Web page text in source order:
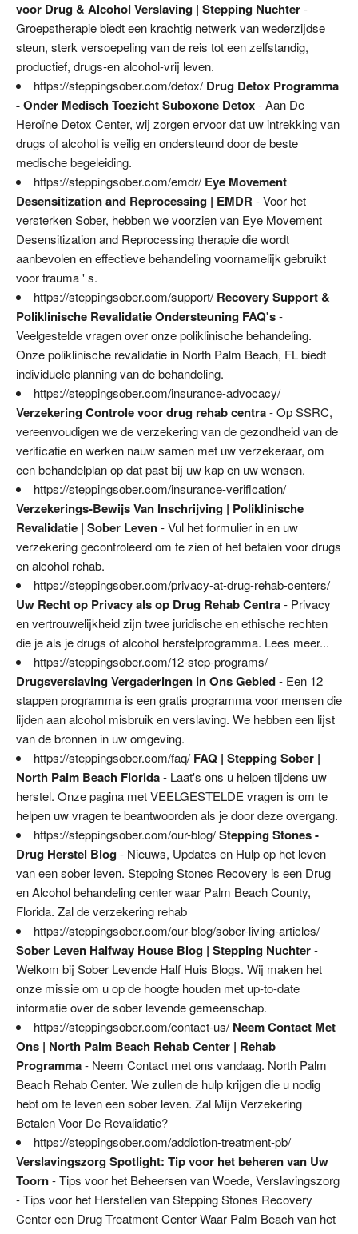
voor Drug & Alcohol Verslaving | Stepping Nuchter-
Groepstherapie biedt een krachtig netwerk van wederzijdse
steun, sterk versoepeling van de reis tot een zelfstandig,
productief, drugs-en alcohol-vrij leven.
https://steppingsober.com/detox/ Drug Detox Programma
- Onder Medisch Toezicht Suboxone Detox- Aan De
Heroïne Detox Center, wij zorgen ervoor dat uw intrekking van
drugs of alcohol is veilig en ondersteund door de beste
medische begeleiding.
https://steppingsober.com/emdr/ Eye Movement
Desensitization and Reprocessing | EMDR - Voor het
versterken Sober, hebben we voorzien van Eye Movement
Desensitization and Reprocessing therapie die wordt
aanbevolen en effectieve behandeling voornamelijk gebruikt
voor trauma ' s.
https://steppingsober.com/support/ Recovery Support &
Poliklinische Revalidatie Ondersteuning FAQ's-
Veelgestelde vragen over onze poliklinische behandeling.
Onze poliklinische revalidatie in North Palm Beach, FL biedt
individuele planning van de behandeling.
https://steppingsober.com/insurance-advocacy/
Verzekering Controle voor drug rehab centra- Op SSRC,
vereenvoudigen we de verzekering van de gezondheid van de
verificatie en werken nauw samen met uw verzekeraar, om
een behandelplan op dat past bij uw kap en uw wensen.
https://steppingsober.com/insurance-verification/
Verzekerings-Bewijs Van Inschrijving | Poliklinische
Revalidatie | Sober Leven- Vul het formulier in en uw
verzekering gecontroleerd om te zien of het betalen voor drugs
en alcohol rehab.
https://steppingsober.com/privacy-at-drug-rehab-centers/
Uw Recht op Privacy als op Drug Rehab Centra- Privacy
en vertrouwelijkheid zijn twee juridische en ethische rechten
die je als je drugs of alcohol herstelprogramma. Lees meer...
https://steppingsober.com/12-step-programs/
Drugsverslaving Vergaderingen in Ons Gebied- Een 12
stappen programma is een gratis programma voor mensen die
lijden aan alcohol misbruik en verslaving. We hebben een lijst
van de bronnen in uw omgeving.
https://steppingsober.com/faq/ FAQ | Stepping Sober |
North Palm Beach Florida- Laat's ons u helpen tijdens uw
herstel. Onze pagina met VEELGESTELDE vragen is om te
helpen uw vragen te beantwoorden als je door deze overgang.
https://steppingsober.com/our-blog/Stepping Stones -
Drug Herstel Blog- Nieuws, Updates en Hulp op het leven
van een sober leven. Stepping Stones Recovery is een Drug
en Alcohol behandeling center waar Palm Beach County,
Florida. Zal de verzekering rehab
https://steppingsober.com/our-blog/sober-living-articles/
Sober Leven Halfway House Blog | Stepping Nuchter-
Welkom bij Sober Levende Half Huis Blogs. Wij maken het
onze missie om u op de hoogte houden met up-to-date
informatie over de sober levende gemeenschap.
https://steppingsober.com/contact-us/ Neem Contact Met
Ons | North Palm Beach Rehab Center | Rehab
Programma- Neem Contact met ons vandaag. North Palm
Beach Rehab Center. We zullen de hulp krijgen die u nodig
hebt om te leven een sober leven. Zal Mijn Verzekering
Betalen Voor De Revalidatie?
https://steppingsober.com/addiction-treatment-pb/
Verslavingszorg Spotlight: Tip voor het beheren van Uw
Toorn- Tips voor het Beheersen van Woede, Verslavingszorg
- Tips voor het Herstellen van Stepping Stones Recovery
Center een Drug Treatment Center Waar Palm Beach van het